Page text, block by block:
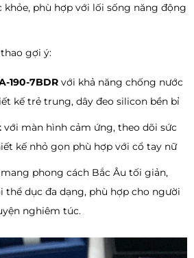
phù hợp với lối sống năng động
gợi ý:
190-7BDR với khả năng chống nước
kế trẻ trung, dây đeo silicon bền bỉ
với màn hình cảm ứng, theo dõi sức
kế nhỏ gọn phù hợp với cổ tay nữ
mang phong cách Bắc Âu tối giản,
thể dục đa dạng, phù hợp cho người
nghiêm túc.